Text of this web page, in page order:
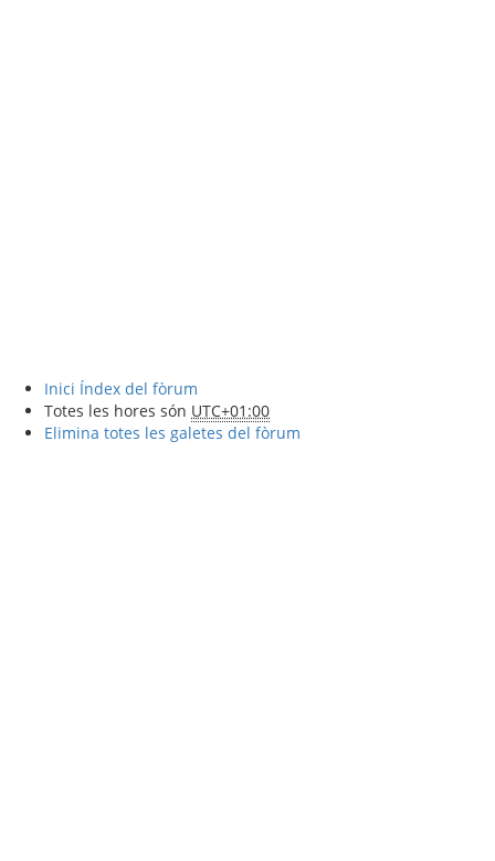
Inici Índex del fòrum
Totes les hores són UTC+01:00
Elimina totes les galetes del fòrum